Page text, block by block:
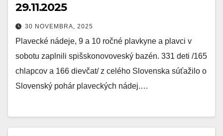
29.11.2025
30 NOVEMBRA, 2025
Plavecké nádeje, 9 a 10 ročné plavkyne a plavci v
sobotu zaplnili spišskonovoveský bazén. 331 deti /165
chlapcov a 166 dievčat/ z celého Slovenska súťažilo o
Slovenský pohár plaveckých nádej.…